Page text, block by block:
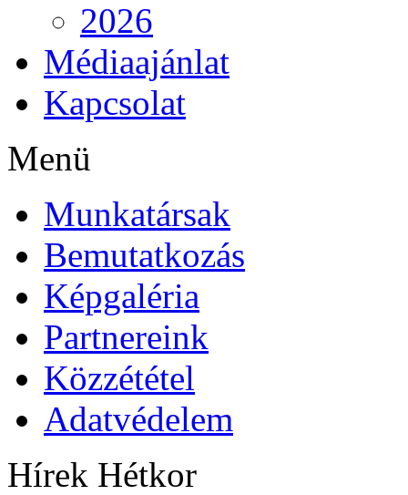
2026
Médiaajánlat
Kapcsolat
Menü
Munkatársak
Bemutatkozás
Képgaléria
Partnereink
Közzététel
Adatvédelem
Hírek Hétkor